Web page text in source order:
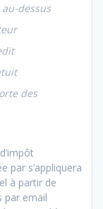
dessus
des
par s’appliquera
à partir de
par email